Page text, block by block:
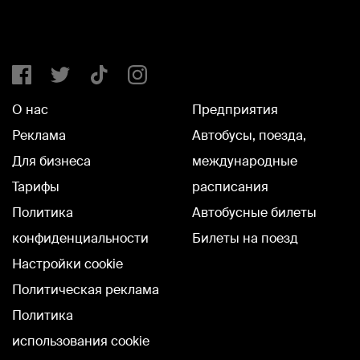
О нас
Реклама
Для бизнеса
Тарифы
Политика
конфиденциальности
Настройки cookie
Политическая реклама
Политика
использования cookie
Предприятия
Автобусы, поезда,
международные
расписания
Автобусные билеты
Билеты на поезд